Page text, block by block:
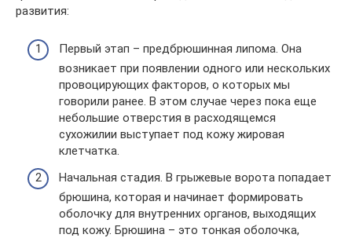
развития:
Первый этап – предбрюшинная липома. Она
возникает при появлении одного или нескольких
провоцирующих факторов, о которых мы
говорили ранее. В этом случае через пока еще
небольшие отверстия в расходящемся
сухожилии выступает под кожу жировая
клетчатка.
Начальная стадия. В грыжевые ворота попадает
брюшина, которая и начинает формировать
оболочку для внутренних органов, выходящих
под кожу. Брюшина – это тонкая оболочка,